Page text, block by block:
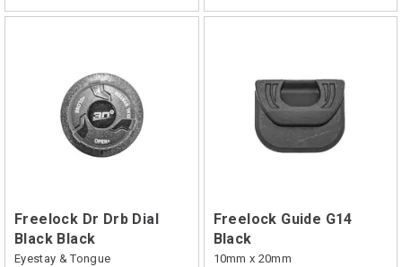
Freelock Dr Drb Dial
Black Black
Eyestay & Tongue
Freelock Guide G14
Black
10mm x 20mm